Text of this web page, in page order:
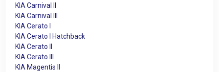
KIA Carnival II
KIA Carnival III
KIA Cerato I
KIA Cerato I Hatchback
KIA Cerato II
KIA Cerato III
KIA Magentis II